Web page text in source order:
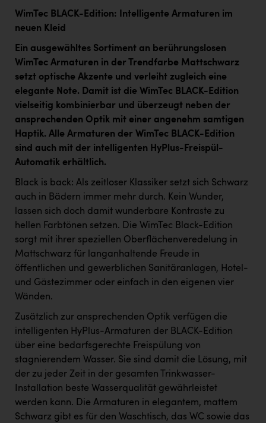
WimTec BLACK-Edition: Intelligente Armaturen im
neuen Kleid
Ein ausgewähltes Sortiment an berührungslosen
WimTec Armaturen in der Trendfarbe Mattschwarz
setzt optische Akzente und verleiht zugleich eine
elegante Note. Damit ist die WimTec BLACK-Edition
vielseitig kombinierbar und überzeugt neben der
ansprechenden Optik mit einer angenehm samtigen
Haptik. Alle Armaturen der WimTec BLACK-Edition
sind auch mit der intelligenten HyPlus-Freispül-
Automatik erhältlich.
Black is back: Als zeitloser Klassiker setzt sich Schwarz
auch in Bädern immer mehr durch. Kein Wunder,
lassen sich doch damit wunderbare Kontraste zu
hellen Farbtönen setzen. Die WimTec Black-Edition
sorgt mit ihrer speziellen Oberflächenveredelung in
Mattschwarz für langanhaltende Freude in
öffentlichen und gewerblichen Sanitäranlagen, Hotel-
und Gästezimmer oder einfach in den eigenen vier
Wänden.
Zusätzlich zur ansprechenden Optik verfügen die
intelligenten HyPlus-Armaturen der BLACK-Edition
über eine bedarfsgerechte Freispülung von
stagnierendem Wasser. Sie sind damit die Lösung, mit
der zu jeder Zeit in der gesamten Trinkwasser-
Installation beste Wasserqualität gewährleistet
werden kann. Die Armaturen in elegantem, mattem
Schwarz gibt es für den Waschtisch, das WC sowie das